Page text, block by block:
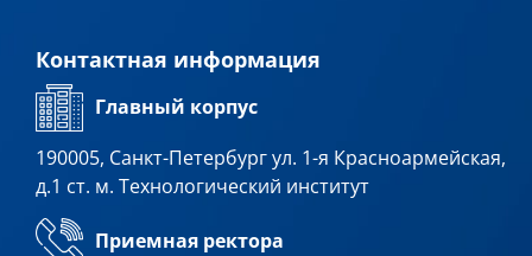
Контактная информация
Главный корпус
190005, Санкт-Петербург ул. 1-я Красноармейская,
д.1 ст. м. Технологический институт
Приемная ректора